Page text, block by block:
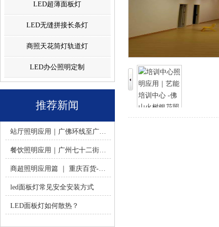
LED超薄面板灯
LED无缝拼接长条灯
商照天花筒灯轨道灯
LED办公照明定制
推荐新闻
站厅照明应用｜广佛环线至广州南站 -佛山火树银花照明
餐饮照明应用｜广州七十二街道餐饮连锁-佛山火树银花照明
商超照明应用篇 ｜ 重庆百货-佛山火树银花照明合作历程
led面板灯常见安全安装方式
LED面板灯如何散热？